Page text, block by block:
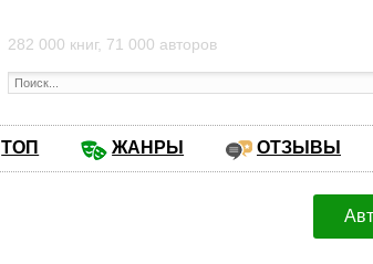
282 000 книг, 71 000 авторов
ТОП ЖАНРЫ ОТЗЫВЫ